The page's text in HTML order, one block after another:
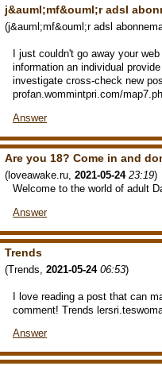
j&auml;mf&ouml;r adsl
(j&auml;mf&ouml;r adsl
I just couldn't go away your
information an individual
investigate cross-check new
profan.wommintpri.com/
Answer
Are you 18? Come in and
(loveawake.ru 2021-05-24 23:19)
Welcome to the world of adult
Answer
Trends
(Trends 2021-05-24 06:53)
I love reading a post that can
comment! Trends
Answer